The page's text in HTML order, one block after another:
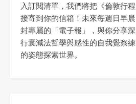
入訂閱清單，我們將把《倫敦行
接寄到你的信箱！未來每週日早
封專屬的「電子報」，與你分享深
行囊減法哲學與感性的自我覺察
的姿態探索世界。